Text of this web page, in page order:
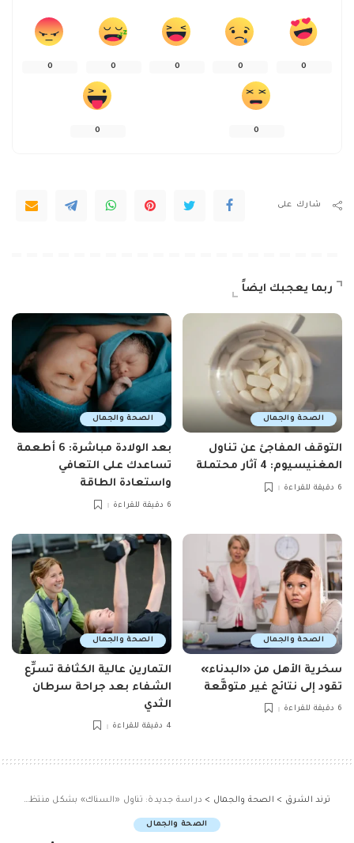
0
0
0
0
0
0
0
شارك على
ربما يعجبك ايضاً
الصحة والجمال
التوقف المفاجئ عن تناول
المغنيسيوم: 4 آثار محتملة
6 دقيقة للقراءة
الصحة والجمال
بعد الولادة مباشرة: 6 أطعمة
تساعدك على التعافي
واستعادة الطاقة
6 دقيقة للقراءة
الصحة والجمال
سخرية الأهل من «البدناء»
تقود إلى نتائج غير متوقَّعة
6 دقيقة للقراءة
الصحة والجمال
التمارين عالية الكثافة تسرِّع
الشفاء بعد جراحة سرطان
الثدي
4 دقيقة للقراءة
ترند الشرق > الصحة والجمال > دراسة جديدة: تناول «السناك» بشكل منتظم يقلل أعراض القولون العصبي
الصحة والجمال